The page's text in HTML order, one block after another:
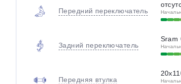
Передний переключатель
Задний переключатель
Sram
Передняя втулка